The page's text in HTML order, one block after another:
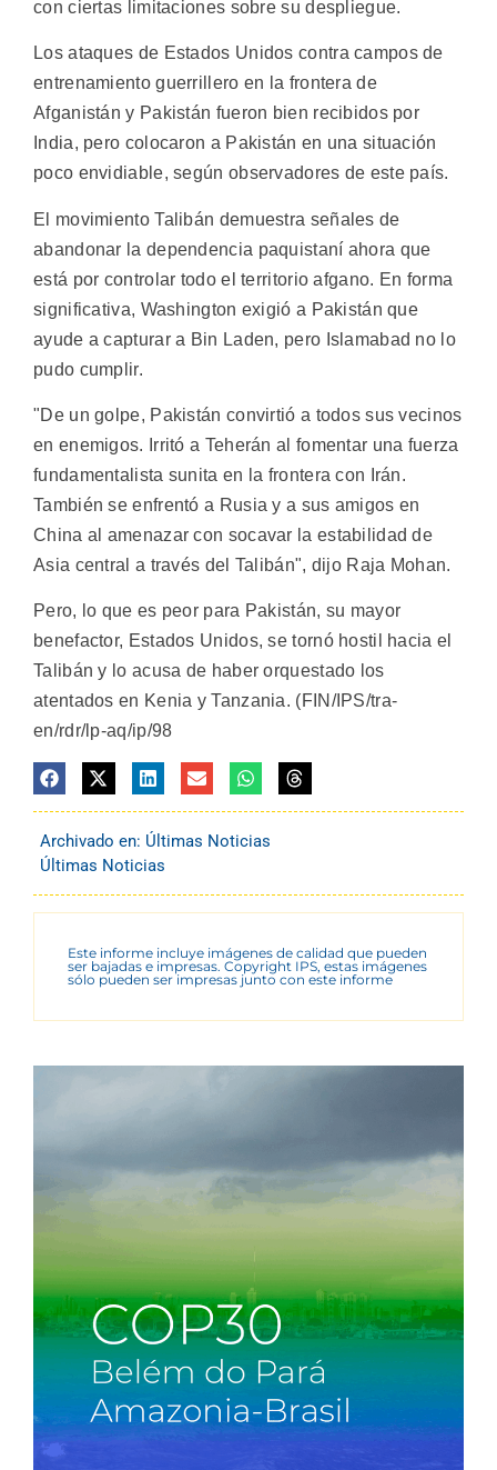
con ciertas limitaciones sobre su despliegue.
Los ataques de Estados Unidos contra campos de
entrenamiento guerrillero en la frontera de
Afganistán y Pakistán fueron bien recibidos por
India, pero colocaron a Pakistán en una situación
poco envidiable, según observadores de este país.
El movimiento Talibán demuestra señales de
abandonar la dependencia paquistaní ahora que
está por controlar todo el territorio afgano. En forma
significativa, Washington exigió a Pakistán que
ayude a capturar a Bin Laden, pero Islamabad no lo
pudo cumplir.
"De un golpe, Pakistán convirtió a todos sus vecinos
en enemigos. Irritó a Teherán al fomentar una fuerza
fundamentalista sunita en la frontera con Irán.
También se enfrentó a Rusia y a sus amigos en
China al amenazar con socavar la estabilidad de
Asia central a través del Talibán", dijo Raja Mohan.
Pero, lo que es peor para Pakistán, su mayor
benefactor, Estados Unidos, se tornó hostil hacia el
Talibán y lo acusa de haber orquestado los
atentados en Kenia y Tanzania. (FIN/IPS/tra-
en/rdr/lp-aq/ip/98
Archivado en: Últimas Noticias
Últimas Noticias
Este informe incluye imágenes de calidad que pueden
ser bajadas e impresas. Copyright IPS, estas imágenes
sólo pueden ser impresas junto con este informe